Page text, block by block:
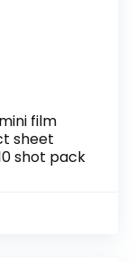
film
sheet
shot pack